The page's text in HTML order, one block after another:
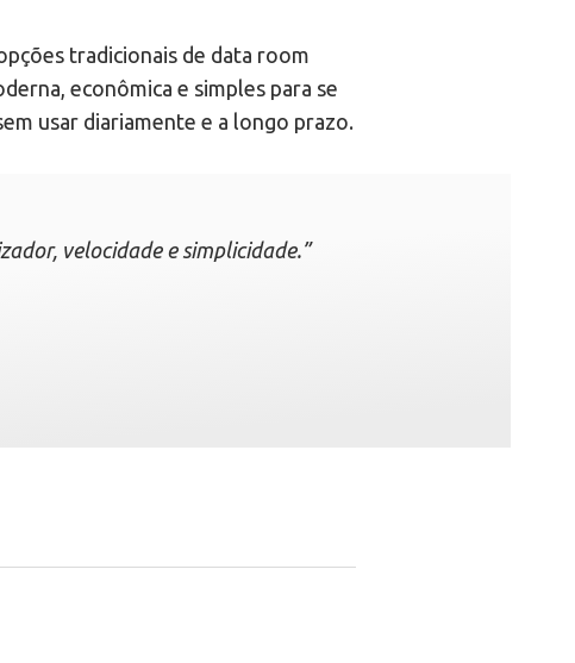
tradicionais de data room
econômica e simples para se
usar diariamente e a longo prazo.
velocidade e simplicidade.”